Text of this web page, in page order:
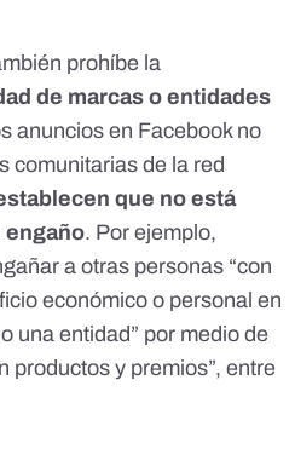
prohíbe la
de marcas o entidades
anuncios en Facebook no
comunitarias de la red
que no está
engaño. Por ejemplo,
a otras personas “con
económico o personal en
una entidad” por medio de
productos y premios”, entre